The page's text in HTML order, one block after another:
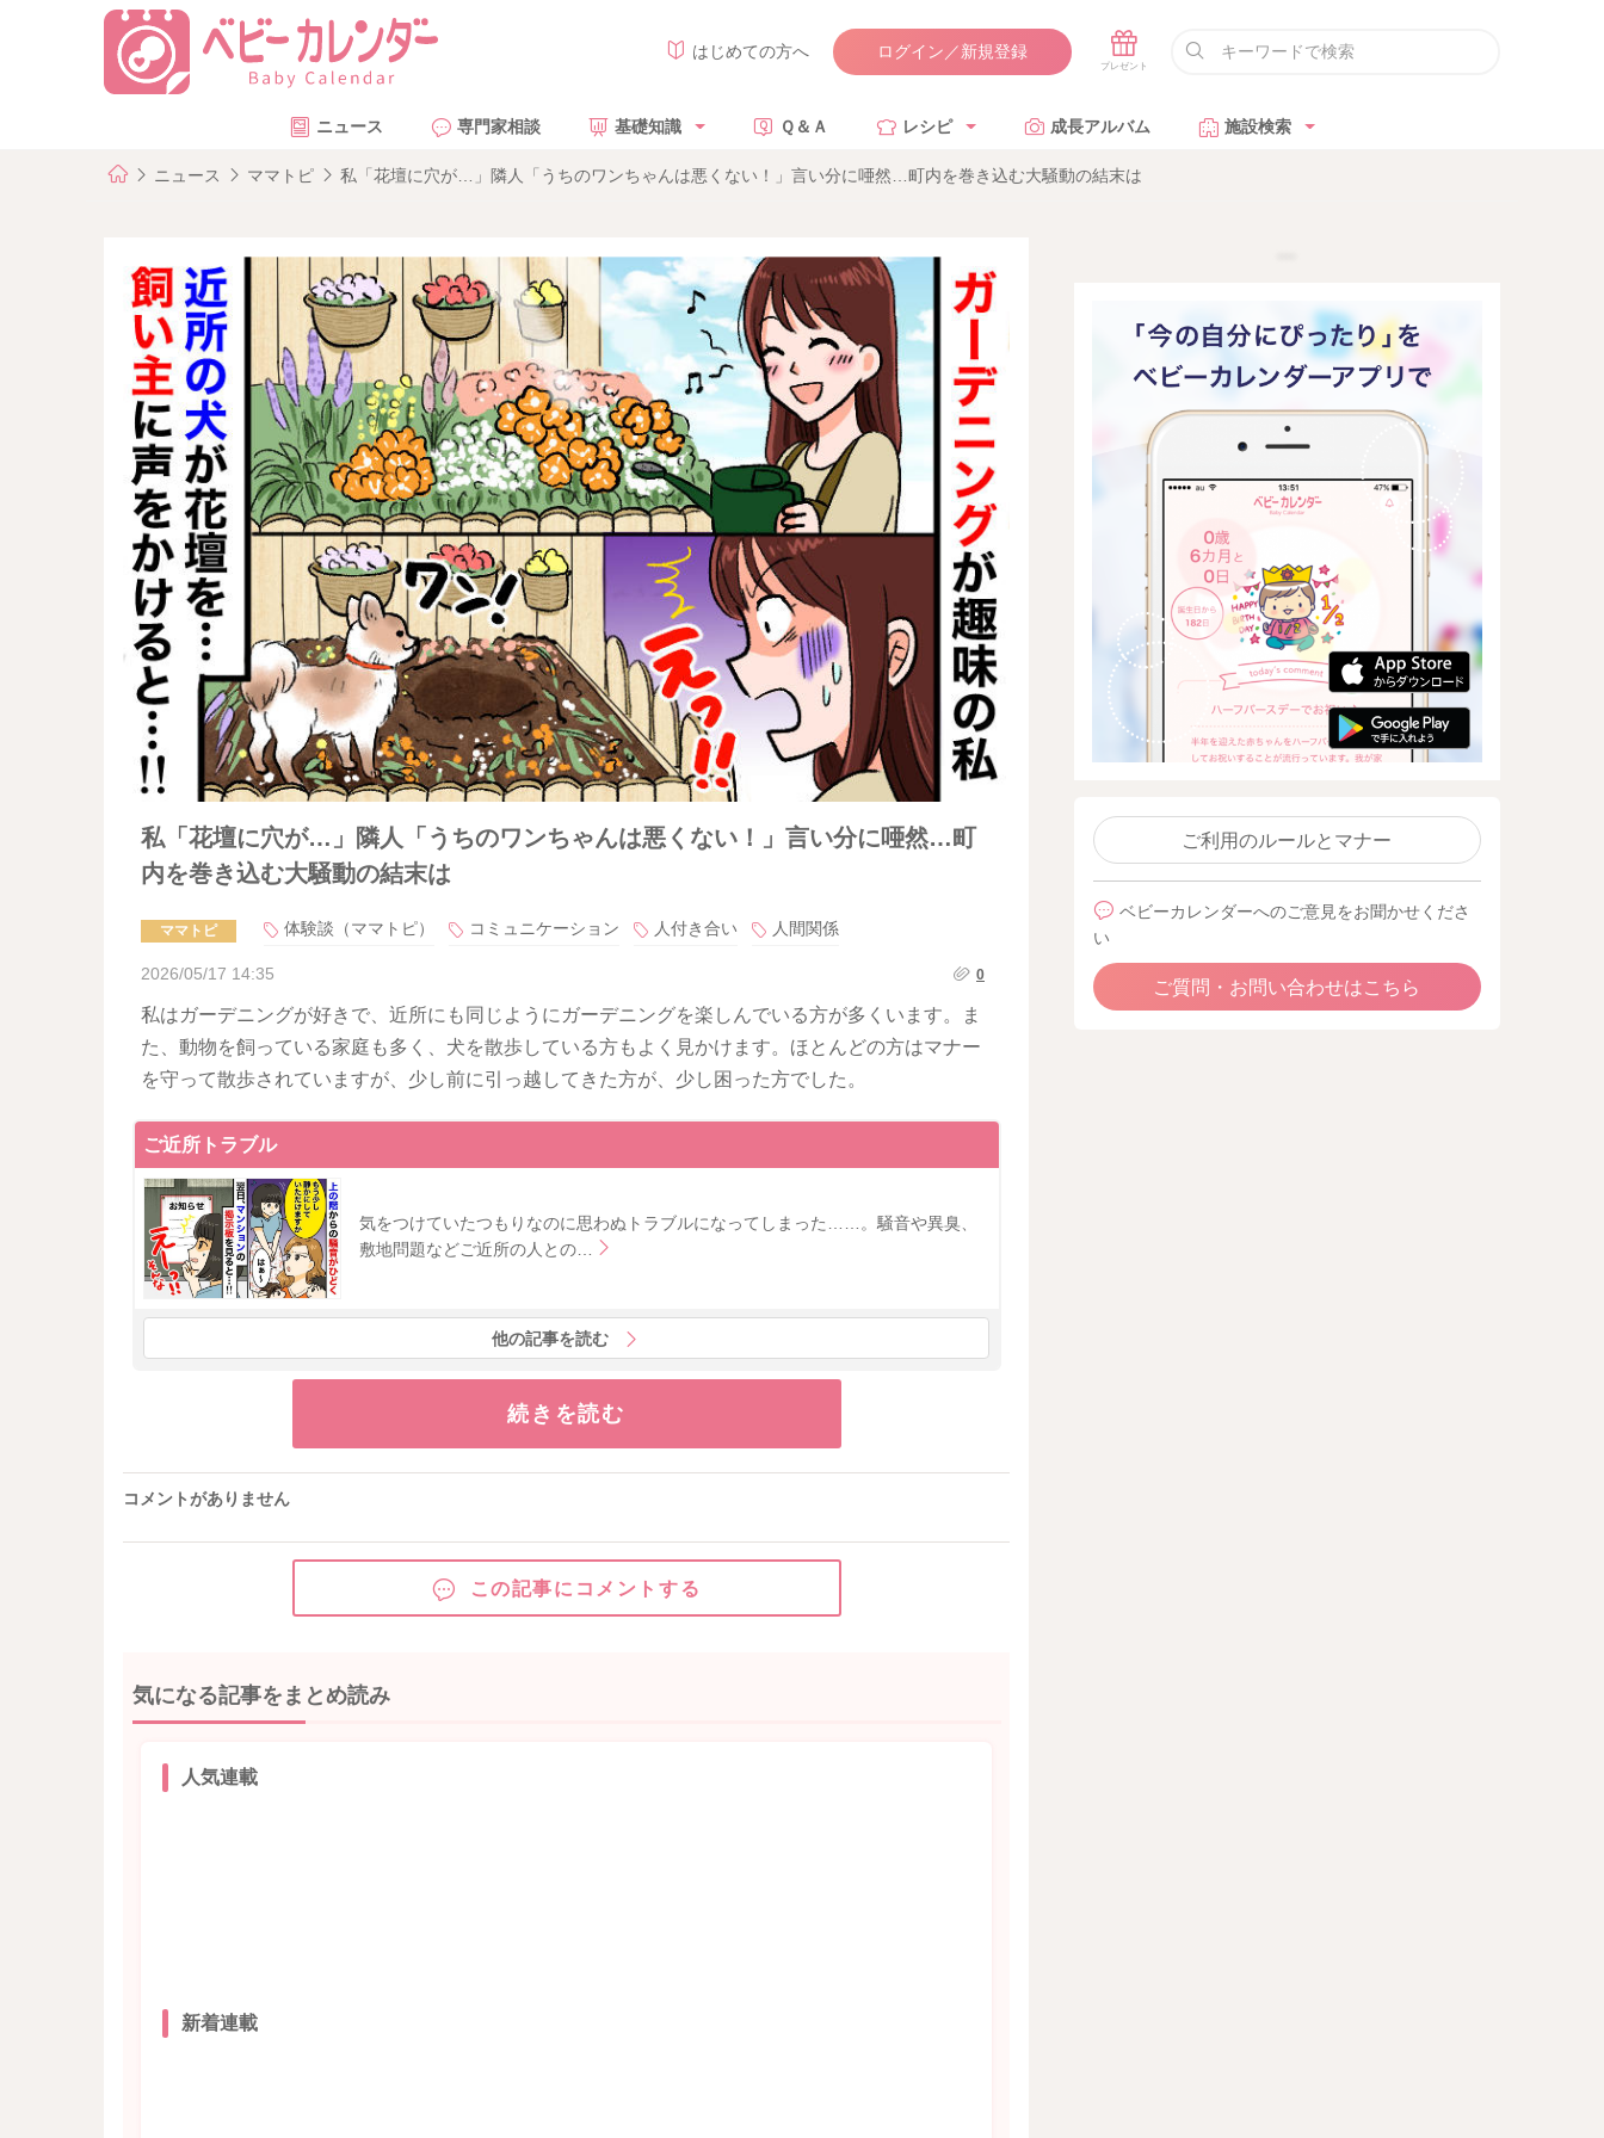
はじめての方へ ログイン／新規登録
ニュース 専門家相談 基礎知識 Ｑ＆Ａ レシピ 成長アルバム 施設検索
ニュース ママトピ 私「花壇に穴が…」隣人「うちのワンちゃんは悪くない！」言い分に唖然…町内を巻き込む大騒動の結末は
私「花壇に穴が…」隣人「うちのワンちゃんは悪くない！」言い分に唖然…町
内を巻き込む大騒動の結末は
ママトピ 体験談（ママトピ） コミュニケーション 人付き合い 人間関係
2026/05/17 14:35 0
私はガーデニングが好きで、近所にも同じようにガーデニングを楽しんでいる方が多くいます。ま
た、動物を飼っている家庭も多く、犬を散歩している方もよく見かけます。ほとんどの方はマナー
を守って散歩されていますが、少し前に引っ越してきた方が、少し困った方でした。
ご近所トラブル
気をつけていたつもりなのに思わぬトラブルになってしまった……。騒音や異臭、
敷地問題などご近所の人との…
他の記事を読む
続きを読む
コメントがありません
この記事にコメントする
気になる記事をまとめ読み
人気連載
新着連載
ご利用のルールとマナー
ベビーカレンダーへのご意見をお聞かせくださ
い
ご質問・お問い合わせはこちら